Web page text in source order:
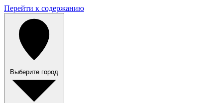
Перейти к содержанию
Выберите город